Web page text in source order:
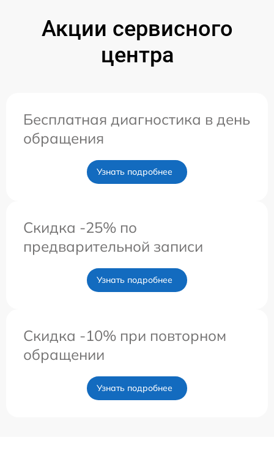
Акции сервисного
центра
Бесплатная диагностика в день
обращения
Узнать подробнее
Скидка -25% по
предварительной записи
Узнать подробнее
Скидка -10% при повторном
обращении
Узнать подробнее